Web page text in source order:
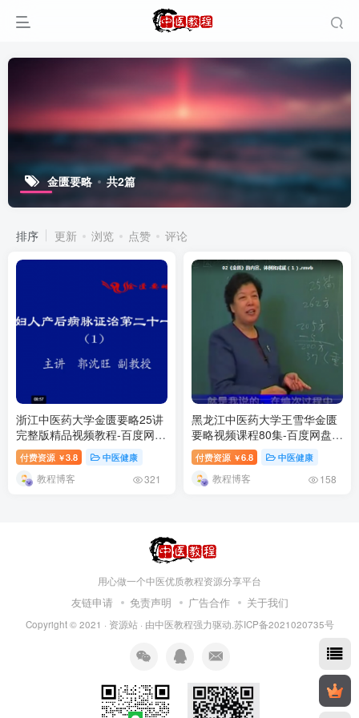
金匮要略 共2篇
排序 更新 浏览 点赞 评论
浙江中医药大学金匮要略25讲
完整版精品视频教程-百度网盘
下载
付费资源 ￥3.8 中医健康
教程博客 321
黑龙江中医药大学王雪华金匮
要略视频课程80集-百度网盘下
载付费资源 ￥6.8 中医健康
教程博客 158
用心做一个中医优质教程资源分享平台
友链申请 免责声明 广告合作 关于我们
Copyright © 2021 · 资源站· 由中医教程强力驱动.苏ICP备2021020735号